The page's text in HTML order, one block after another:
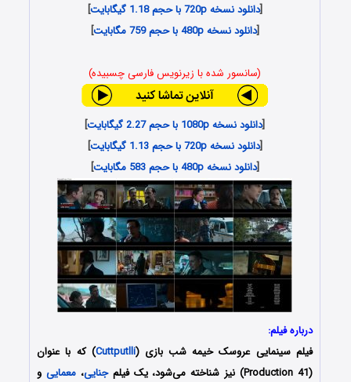
[دانلود نسخه 720p با حجم 1.18 گیگابایت
]
[دانلود نسخه 480p با حجم 759 مگابایت ]
(سانسور شده با زیرنویس فارسی چسبیده)
[دانلود نسخه 1080p با حجم 2.27 گیگابایت
]
[دانلود نسخه 720p با حجم 1.13 گیگابایت
]
[دانلود نسخه 480p با حجم 583 مگابایت ]
درباره فیلم:
فیلم سینمایی عروسک خیمه شب بازی (Cuttputlli) که با عنوان
(Production 41) نیز شناخته می‌شود، یک فیلم
جنایی، معماییو